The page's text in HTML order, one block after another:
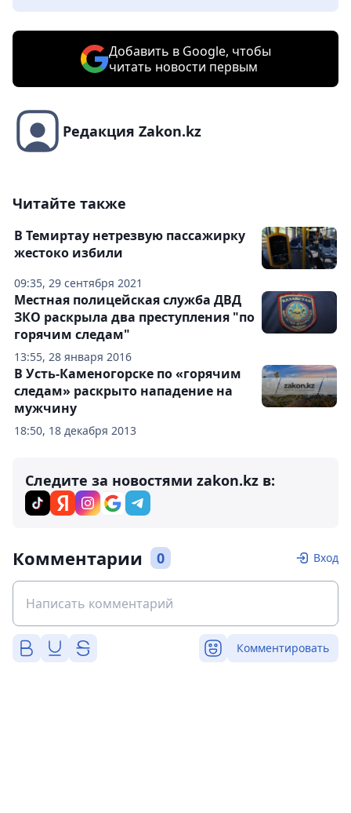
Добавить в Google, чтобы
читать новости первым
Редакция Zakon.kz
Читайте также
09:35, 29 сентября 2021
В Темиртау нетрезвую пассажирку
жестоко избили
13:55, 28 января 2016
Местная полицейская служба ДВД
ЗКО раскрыла два преступления "по
горячим следам"
18:50, 18 декабря 2013
В Усть-Каменогорске по «горячим
следам» раскрыто нападение на
мужчину
Следите за новостями zakon.kz в:
Комментарии 0 Вход
Комментировать